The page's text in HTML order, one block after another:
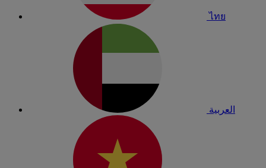
ไทย
العربية